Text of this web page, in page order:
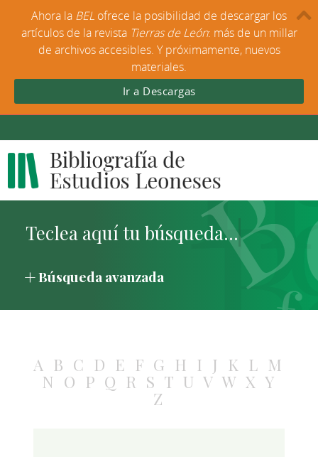
Búsqueda avanzada
A B C D E F G H I J K L M
N O P Q R S T U V W X Y
Z
Ahora la BEL ofrece la posibilidad de descargar los
artículos de la revista Tierras de León: más de un millar
de archivos accesibles. Y próximamente, nuevos
materiales.
Ir a Descargas